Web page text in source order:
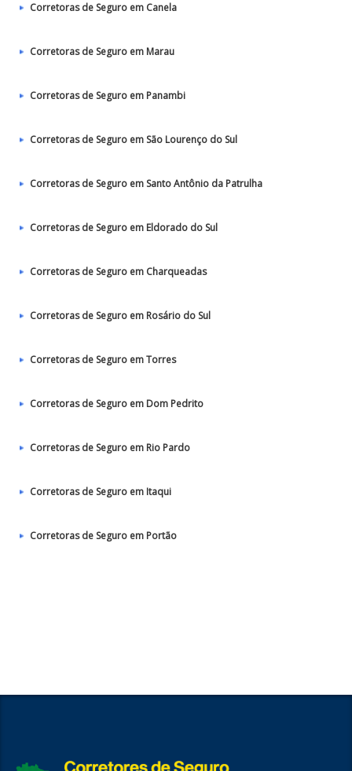
Corretoras de Seguro em Canela
Corretoras de Seguro em Marau
Corretoras de Seguro em Panambi
Corretoras de Seguro em São Lourenço do Sul
Corretoras de Seguro em Santo Antônio da Patrulha
Corretoras de Seguro em Eldorado do Sul
Corretoras de Seguro em Charqueadas
Corretoras de Seguro em Rosário do Sul
Corretoras de Seguro em Torres
Corretoras de Seguro em Dom Pedrito
Corretoras de Seguro em Rio Pardo
Corretoras de Seguro em Itaqui
Corretoras de Seguro em Portão